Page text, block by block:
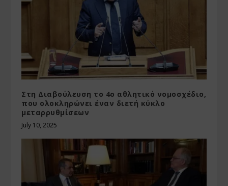
Στη Διαβούλευση το 4ο αθλητικό νομοσχέδιο,
που ολοκληρώνει έναν διετή κύκλο
μεταρρυθμίσεων
July 10, 2025